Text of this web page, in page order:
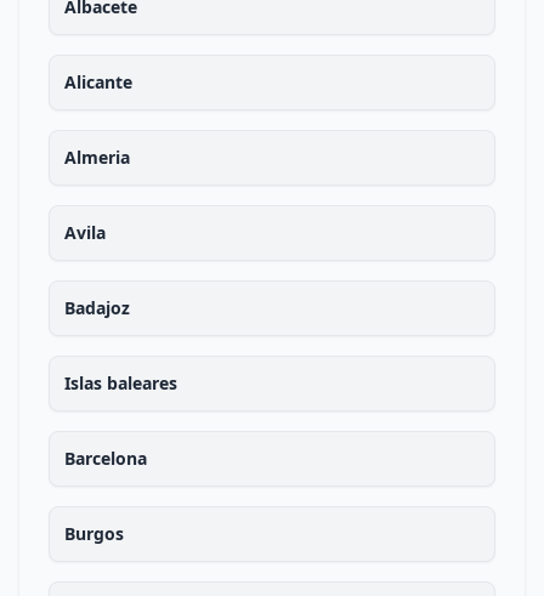
Albacete
Alicante
Almeria
Avila
Badajoz
Islas baleares
Barcelona
Burgos